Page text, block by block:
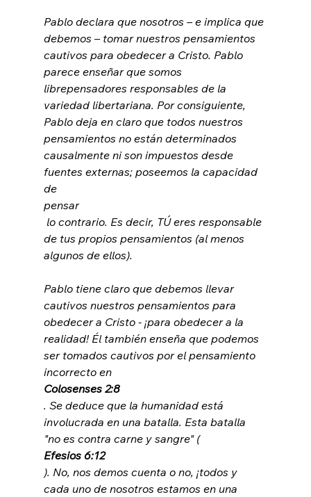
Pablo declara que nosotros – e implica que
debemos – tomar nuestros pensamientos
cautivos para obedecer a Cristo. Pablo
parece enseñar que somos
librepensadores responsables de la
variedad libertariana. Por consiguiente,
Pablo deja en claro que todos nuestros
pensamientos no están determinados
causalmente ni son impuestos desde
fuentes externas; poseemos la capacidad
de
pensar
de tus propios pensamientos (al menos
algunos de ellos).
Pablo tiene claro que debemos llevar
cautivos nuestros pensamientos para
obedecer a Cristo - ¡para obedecer a la
realidad! Él también enseña que podemos
ser tomados cautivos por el pensamiento
incorrecto en
Colosenses 2:8
. Se deduce que la humanidad está
involucrada en una batalla. Esta batalla
"no es contra carne y sangre" (
Efesios 6:12
). No, nos demos cuenta o no, ¡todos y
cada uno de nosotros estamos en una